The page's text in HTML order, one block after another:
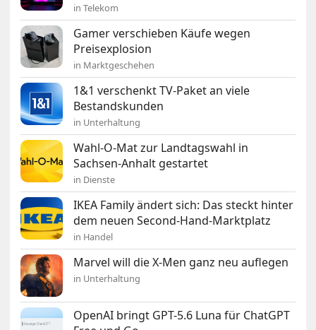
in Telekom
Gamer verschieben Käufe wegen
Preisexplosion
in Marktgeschehen
1&1 verschenkt TV-Paket an viele
Bestandskunden
in Unterhaltung
Wahl-O-Mat zur Landtagswahl in
Sachsen-Anhalt gestartet
in Dienste
IKEA Family ändert sich: Das steckt hinter
dem neuen Second-Hand-Marktplatz
in Handel
Marvel will die X-Men ganz neu auflegen
in Unterhaltung
OpenAI bringt GPT-5.6 Luna für ChatGPT